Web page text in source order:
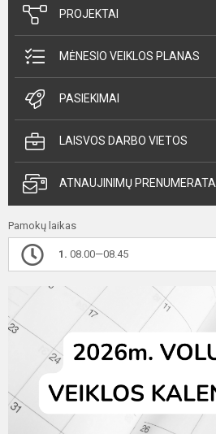
PROJEKTAI
MĖNESIO VEIKLOS PLANAS
PASIEKIMAI
LAISVOS DARBO VIETOS
ATNAUJINIMŲ PRENUMERATA
Pamokų laikas
1. 08.00—08.45